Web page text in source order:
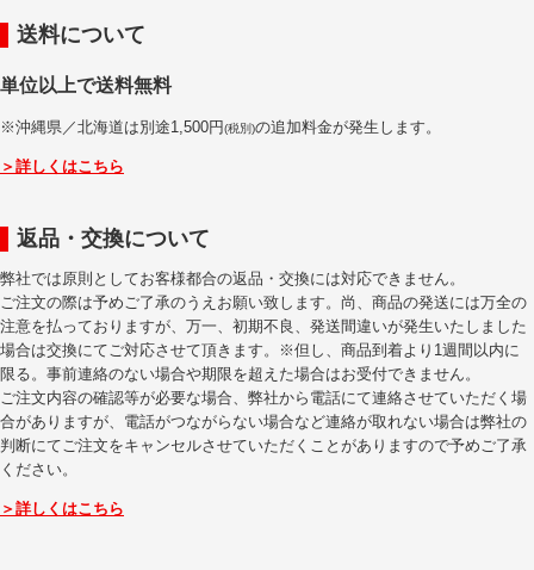
送料について
単位以上で送料無料
※沖縄県／北海道は別途1,500円(税別)の追加料金が発生します。
＞詳しくはこちら
返品・交換について
弊社では原則としてお客様都合の返品・交換には対応できません。
ご注文の際は予めご了承のうえお願い致します。尚、商品の発送には万全の
注意を払っておりますが、万一、初期不良、発送間違いが発生いたしました
場合は交換にてご対応させて頂きます。※但し、商品到着より1週間以内に
限る。事前連絡のない場合や期限を超えた場合はお受付できません。
ご注文内容の確認等が必要な場合、弊社から電話にて連絡させていただく場
合がありますが、電話がつながらない場合など連絡が取れない場合は弊社の
判断にてご注文をキャンセルさせていただくことがありますので予めご了承
ください。
＞詳しくはこちら